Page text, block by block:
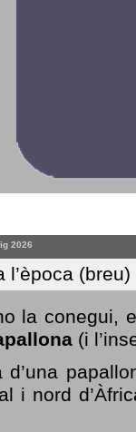
2026
l’època
la conegui,
(i
d’una
i nord